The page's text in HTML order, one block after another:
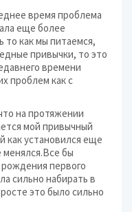
время проблема
еще более
то как мы питаемся,
привычки, то это
времени
проблем как с
на протяжении
мой привычный
как установился еще
менялся.Все бы
первого
сильно набирать в
это было сильно